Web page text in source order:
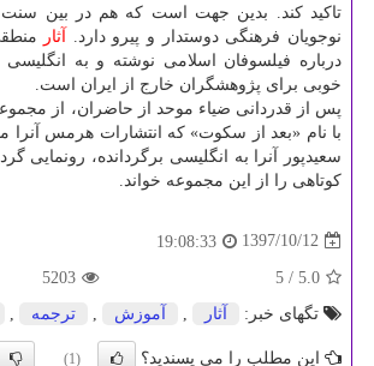
تاكید كند. بدین جهت است كه هم در بین سنت
نوجویان فرهنگی دوستدار و پیرو دارد.
آثار
درباره فیلسوفان اسلامی نوشته و به انگلیسی
خوبی برای پژوهشگران خارج از ایران است.
پس از قدردانی ضیاء موحد از حاضران، از
با نام «بعد از سكوت» كه انتشارات هرمس آنرا
سعیدپور آنرا به انگلیسی برگردانده، رونمایی
كوتاهی را از این مجموعه خواند.
1397/10/12
19:08:33
5.0
/ 5
5203
تگهای خبر:
آثار , آموزش , ترجمه ,
این مطلب را می پسندید؟ (1)